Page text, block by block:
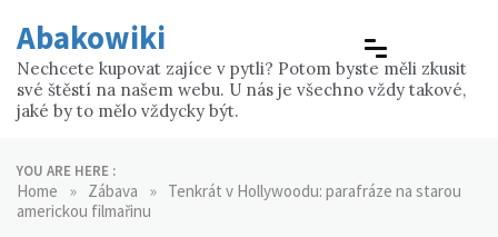
content
Abakowiki
Nechcete kupovat zajíce v pytli? Potom byste měli zkusit
své štěstí na našem webu. U nás je všechno vždy takové,
jaké by to mělo vždycky být.
YOU ARE HERE :
Home » Zábava » Tenkrát v Hollywoodu: parafráze na starou
americkou filmařinu